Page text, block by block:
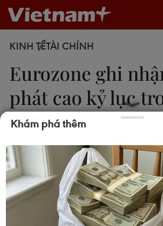
KINH TẾTÀI CHÍNH
Eurozone ghi
phát cao kỷ lục
qua
Minh Tâm
07/01/2022 12:35
Tỷ lệ lạm phát lên đến 5% cao
mục tiêu 2% mà Ngân hàng
Khám phá thêm